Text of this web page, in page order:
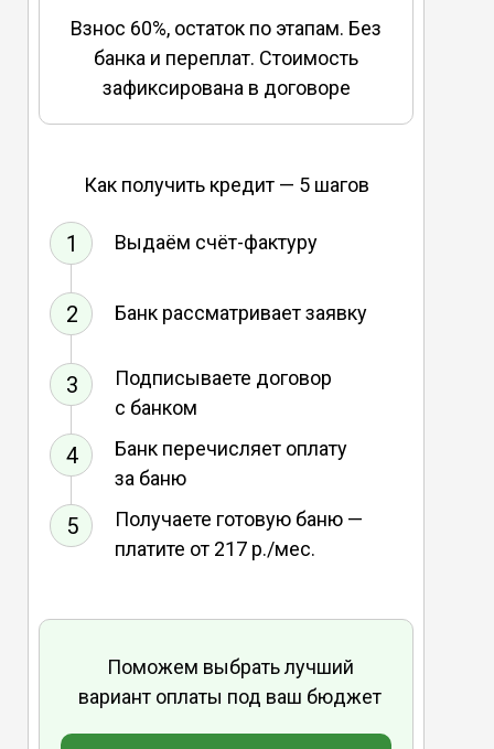
Взнос 60%, остаток по этапам. Без
банка и переплат. Стоимость
зафиксирована в договоре
Как получить кредит — 5 шагов
5
4
3
2
1
Получаете готовую баню —
платите от 217 р./мес.
Банк перечисляет оплату
за баню
Подписываете договор
с банком
Банк рассматривает заявку
Выдаём счёт-фактуру
Поможем выбрать лучший
вариант оплаты под ваш бюджет